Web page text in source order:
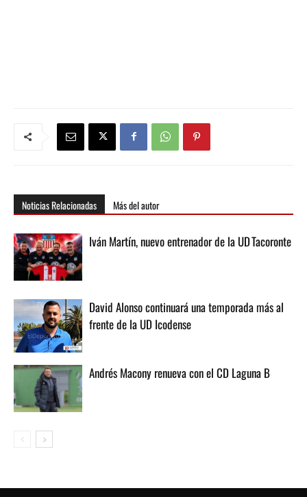
Noticias Relacionadas Más del autor
Iván Martín, nuevo entrenador de la UD Tacoronte
David Alonso continuará una temporada más al
frente de la UD Icodense
Andrés Macony renueva con el CD Laguna B